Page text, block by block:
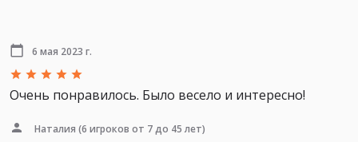
6 мая 2023 г.
Очень понравилось. Было весело и интересно!
Наталия (6 игроков от 7 до 45 лет)